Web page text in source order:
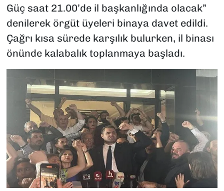
Güç saat 21.00’de il başkanlığında olacak”
denilerek örgüt üyeleri binaya davet edildi.
Çağrı kısa sürede karşılık bulurken, il binası
önünde kalabalık toplanmaya başladı.